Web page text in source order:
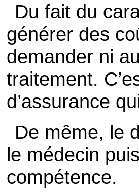
Du fait du
générer des
demander ni
traitement.
d’assurance
De même, le
le médecin
compétence.